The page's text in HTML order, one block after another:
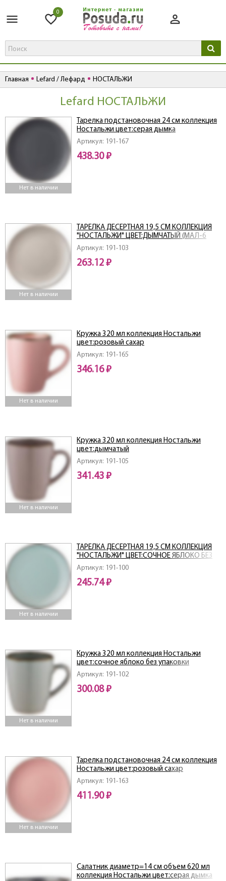
0
Главная Lefard / Лефард НОСТАЛЬЖИ
Lefard НОСТАЛЬЖИ
Нет в наличии
Артикул: 191-167
Тарелка подстановочная 24 см коллекция
Ностальжи цвет:серая дымка
438.30 ₽
Нет в наличии
Артикул: 191-103
ТАРЕЛКА ДЕСЕРТНАЯ 19,5 СМ КОЛЛЕКЦИЯ
"НОСТАЛЬЖИ" ЦВЕТ:ДЫМЧАТЫЙ (МАЛ-6
ШТ./КОР=36 ШТ.)
263.12 ₽
Нет в наличии
Артикул: 191-165
Кружка 320 мл коллекция Ностальжи
цвет:розовый сахар
346.16 ₽
Нет в наличии
Артикул: 191-105
Кружка 320 мл коллекция Ностальжи
цвет:дымчатый
341.43 ₽
Нет в наличии
Артикул: 191-100
ТАРЕЛКА ДЕСЕРТНАЯ 19,5 СМ КОЛЛЕКЦИЯ
"НОСТАЛЬЖИ" ЦВЕТ:СОЧНОЕ ЯБЛОКО БЕЗ
УПАКОВКИ (МАЛ=6ШТ./КОР=36ШТ.)
245.74 ₽
Нет в наличии
Артикул: 191-102
Кружка 320 мл коллекция Ностальжи
цвет:сочное яблоко без упаковки
300.08 ₽
Нет в наличии
Артикул: 191-163
Тарелка подстановочная 24 см коллекция
Ностальжи цвет:розовый сахар
411.90 ₽
Салатник диаметр=14 см объем 620 мл
коллекция Ностальжи цвет:серая дымка